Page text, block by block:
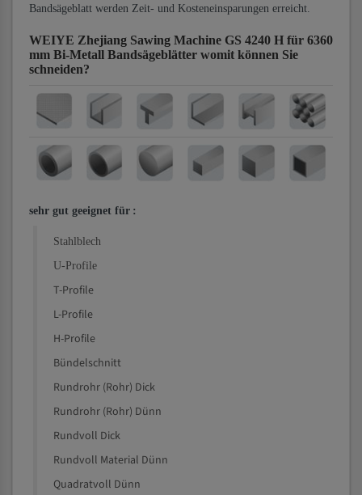
Bandsägeblatt werden Zeit- und Kosteneinsparungen erreicht.
WEIYE Zhejiang Sawing Machine GS 4240 H für 6360
mm Bi-Metall Bandsägeblätter womit können Sie
schneiden?
sehr gut geeignet für :
Stahlblech
U-Profile
T-Profile
L-Profile
H-Profile
Bündelschnitt
Rundrohr (Rohr) Dick
Rundrohr (Rohr) Dünn
Rundvoll Dick
Rundvoll Material Dünn
Quadratvoll Dünn